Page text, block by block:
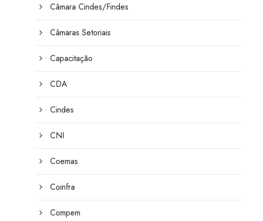
Câmara Cindes/Findes
Câmaras Setoriais
Capacitação
CDA
Cindes
CNI
Coemas
Coinfra
Compem